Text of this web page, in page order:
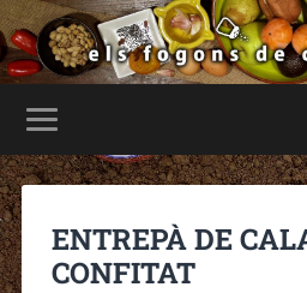
ENTREPÀ DE
CONFITAT